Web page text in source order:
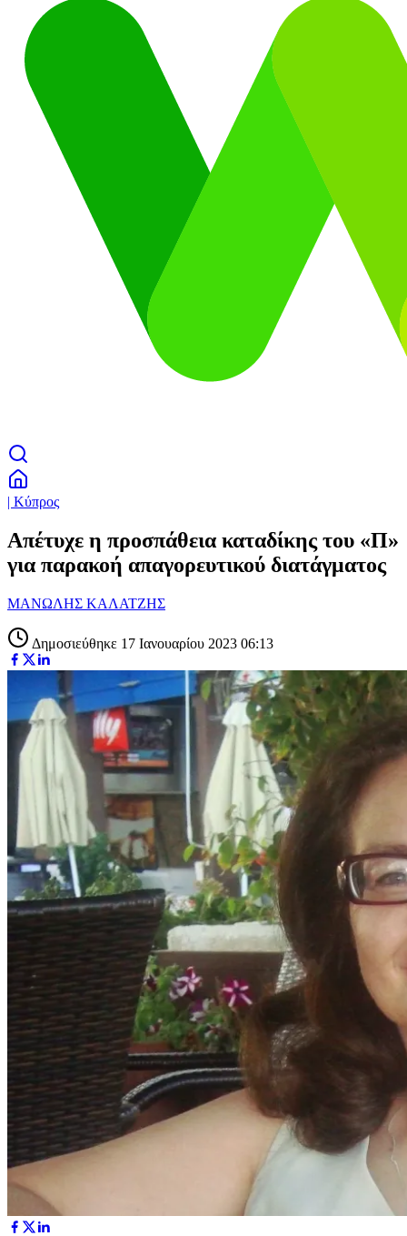
| Κύπρος
Απέτυχε η προσπάθεια καταδίκης του «Π»
για παρακοή απαγορευτικού διατάγματος
ΜΑΝΩΛΗΣ ΚΑΛΑΤΖΗΣ
Δημοσιεύθηκε 17 Ιανουαρίου 2023 06:13